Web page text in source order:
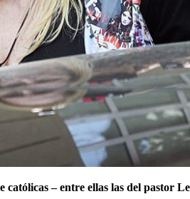
católicas – entre ellas las del pastor